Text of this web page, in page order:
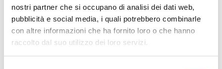
nostri partner che si occupano di analisi dei dati web,
pubblicità e social media, i quali potrebbero combinarle
con altre informazioni che ha fornito loro o che hanno
raccolto dal suo utilizzo dei loro servizi.
performance tecnica del sito.
GEO: dà maggiore importanza alla
chiarezza dei contenuti, alla struttura